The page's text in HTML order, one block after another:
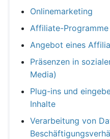
Onlinemarketing
Affiliate-
Angebot eines
Präsenzen in
Media)
Plug-ins und
Inhalte
Verarbeitung von